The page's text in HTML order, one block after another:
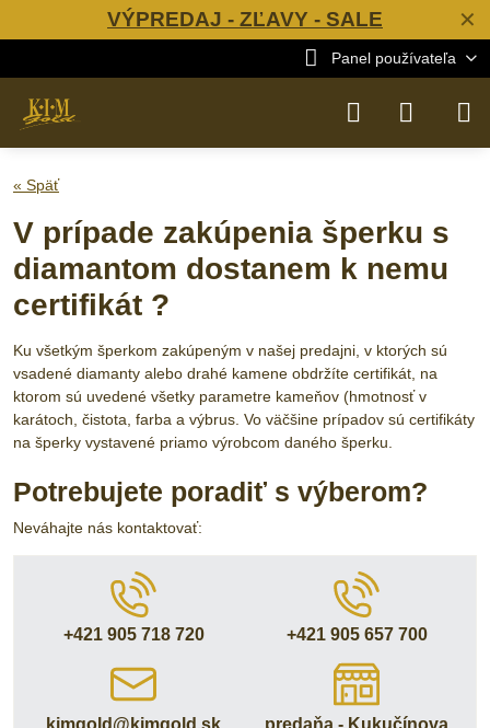
✕
VÝPREDAJ - ZĽAVY - SALE
Panel používateľa
« Späť
V prípade zakúpenia šperku s
diamantom dostanem k nemu
certifikát ?
Ku všetkým šperkom zakúpeným v našej predajni, v ktorých sú
vsadené diamanty alebo drahé kamene obdržíte certifikát, na
ktorom sú uvedené všetky parametre kameňov (hmotnosť v
karátoch, čistota, farba a výbrus. Vo väčšine prípadov sú certifikáty
na šperky vystavené priamo výrobcom daného šperku.
Potrebujete poradiť s výberom?
Neváhajte nás kontaktovať:
+421 905 718 720 +421 905 657 700
kimgold​@kimgold​.sk
predaňa - Kukučínova